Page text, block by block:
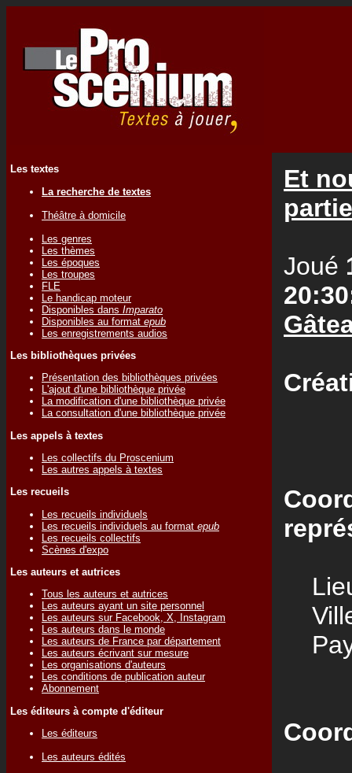
Les textes
La recherche de textes
Théâtre à domicile
Les genres
Les thèmes
Les époques
Les troupes
FLE
Le handicap moteur
Disponibles dans Imparato
Disponibles au format epub
Les enregistrements audios
Les bibliothèques privées
Présentation des bibliothèques privées
L'ajout d'une bibliothèque privée
La modification d'une bibliothèque privée
La consultation d'une bibliothèque privée
Les appels à textes
Les collectifs du Proscenium
Les autres appels à textes
Les recueils
Les recueils individuels
Les recueils individuels au format epub
Les recueils collectifs
Scènes d'expo
Les auteurs et autrices
Tous les auteurs et autrices
Les auteurs ayant un site personnel
Les auteurs sur Facebook, X, Instagram
Les auteurs dans le monde
Les auteurs de France par département
Les auteurs écrivant sur mesure
Les organisations d'auteurs
Les conditions de publication auteur
Abonnement
Les éditeurs à compte d'éditeur
Les éditeurs
Les auteurs édités
Et
partie
Joué